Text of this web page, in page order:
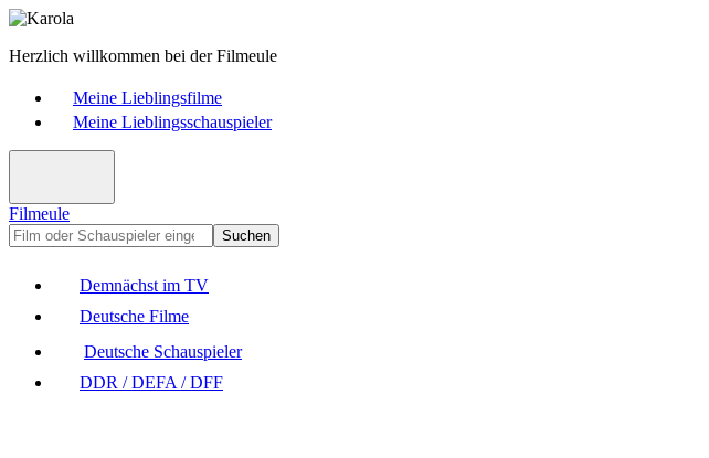
Herzlich willkommen bei der Filmeule
Meine Lieblingsfilme
Meine Lieblingsschauspieler
Filmeule
Suchen
Demnächst im TV
Deutsche Filme
Deutsche Schauspieler
DDR / DEFA / DFF